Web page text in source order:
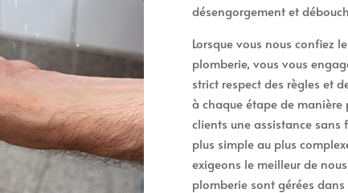
désengorgement et
Lorsque vous nous confiez
plomberie, vous vous
strict respect des règles et
à chaque étape de
clients une assistance
plus simple au plus
exigeons le meilleur de
plomberie sont gérées